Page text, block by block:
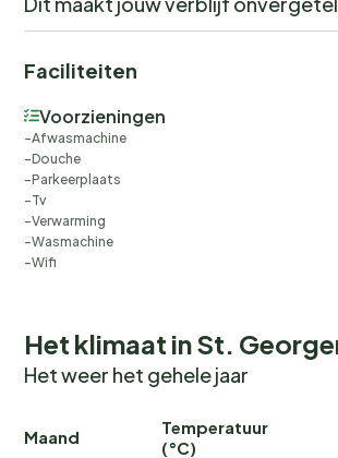
Faciliteiten
Voorzieningen
Afwasmachine
Douche
Parkeerplaats
Tv
Verwarming
Wasmachine
Wifi
Het klimaat in St.
Het weer het gehele jaar
Maand
Temperatuur
(°C)